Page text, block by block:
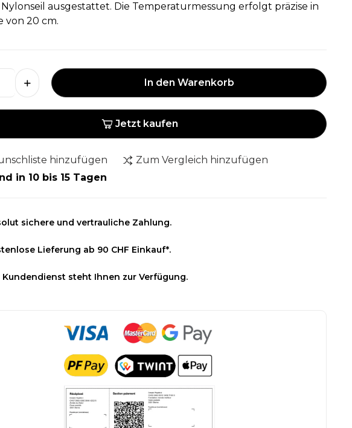
ausgestattet. Die Temperaturmessung erfolgt präzise in
von 20 cm.
In den Warenkorb
Jetzt kaufen
hinzufügen Zum Vergleich hinzufügen
in 10 bis 15 Tagen
sichere und vertrauliche Zahlung.
Lieferung ab 90 CHF Einkauf*.
Kundendienst steht Ihnen zur Verfügung.